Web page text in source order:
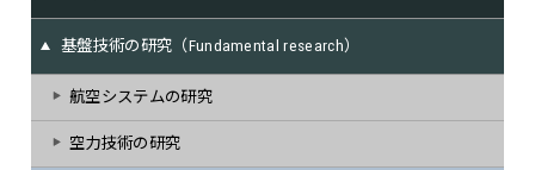
基盤技術の研究（Fundamental research）
航空システムの研究
空力技術の研究